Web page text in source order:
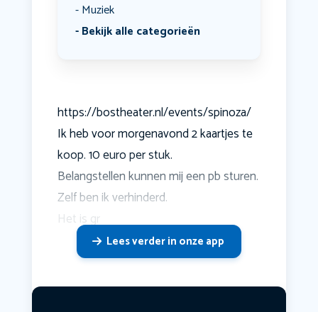
Muziek
Bekijk alle categorieën
https://bostheater.nl/events/spinoza/
Ik heb voor morgenavond 2 kaartjes te
koop. 10 euro per stuk.
Belangstellen kunnen mij een pb sturen.
Zelf ben ik verhinderd.
Het is gr
Lees verder in onze app